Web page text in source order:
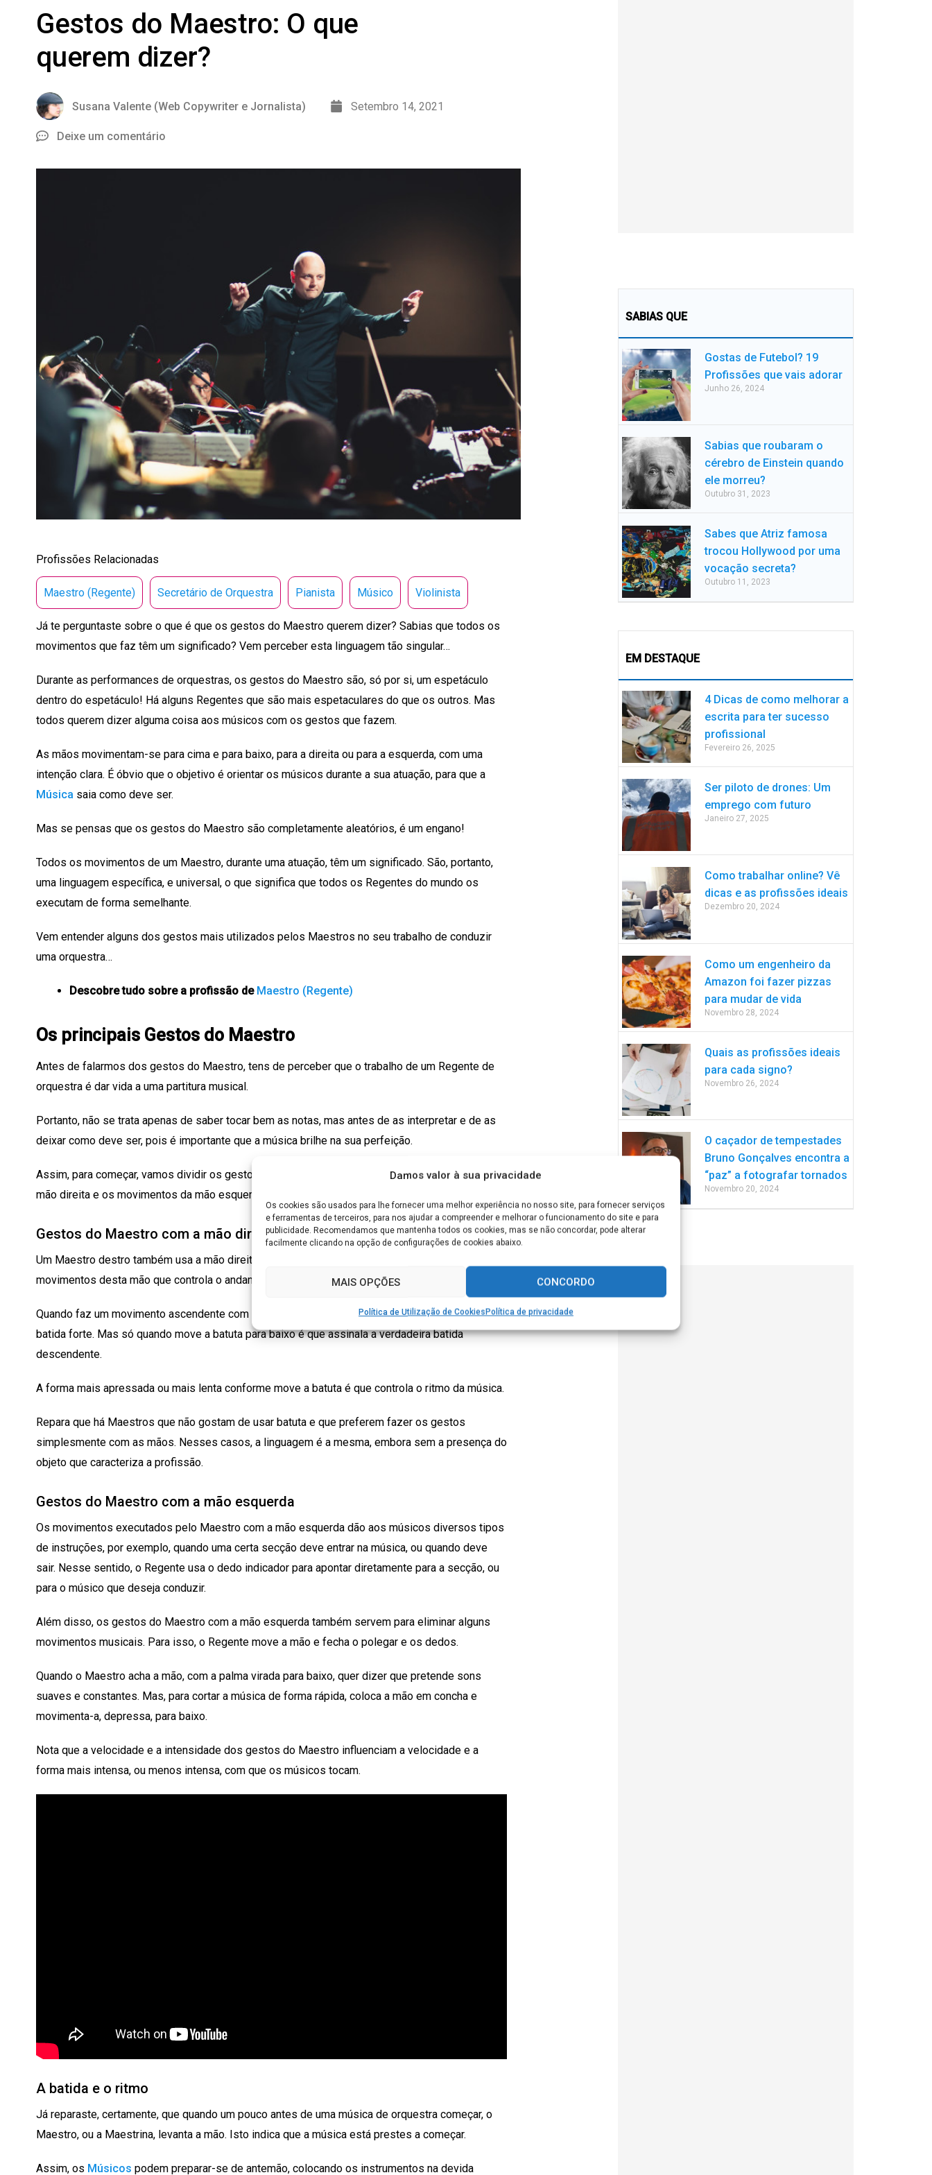
Damos valor à sua privacidade
Os cookies são usados para lhe fornecer uma melhor experiência no nosso site, para fornecer serviços
e ferramentas de terceiros, para nos ajudar a compreender e melhorar o funcionamento do site e para
publicidade. Recomendamos que mantenha todos os cookies, mas se não concordar, pode alterar
facilmente clicando na opção de configurações de cookies abaixo.
CONCORDO
MAIS OPÇÕES
Política de Utilização de CookiesPolítica de privacidade
Gestos do Maestro: O que
querem dizer?
Susana Valente (Web Copywriter e Jornalista) Setembro 14, 2021
Deixe um comentário
Profissões Relacionadas
Maestro (Regente) Secretário de Orquestra Pianista Músico Violinista
Já te perguntaste sobre o que é que os gestos do Maestro querem dizer? Sabias que todos os
movimentos que faz têm um significado? Vem perceber esta linguagem tão singular…
Durante as performances de orquestras, os gestos do Maestro são, só por si, um espetáculo
dentro do espetáculo! Há alguns Regentes que são mais espetaculares do que os outros. Mas
todos querem dizer alguma coisa aos músicos com os gestos que fazem.
As mãos movimentam-se para cima e para baixo, para a direita ou para a esquerda, com uma
intenção clara. É óbvio que o objetivo é orientar os músicos durante a sua atuação, para que a
Música saia como deve ser.
Mas se pensas que os gestos do Maestro são completamente aleatórios, é um engano!
Todos os movimentos de um Maestro, durante uma atuação, têm um significado. São, portanto,
uma linguagem específica, e universal, o que significa que todos os Regentes do mundo os
executam de forma semelhante.
Vem entender alguns dos gestos mais utilizados pelos Maestros no seu trabalho de conduzir
uma orquestra…
Descobre tudo sobre a profissão de Maestro (Regente)
Os principais Gestos do Maestro
Antes de falarmos dos gestos do Maestro, tens de perceber que o trabalho de um Regente de
orquestra é dar vida a uma partitura musical.
Portanto, não se trata apenas de saber tocar bem as notas, mas antes de as interpretar e de as
deixar como deve ser, pois é importante que a música brilhe na sua perfeição.
Assim, para começar, vamos dividir os gestos do Maestro em dois grupos: os movimentos da
mão direita e os movimentos da mão esquerda.
Gestos do Maestro com a mão direita
Um Maestro destro também usa a mão direita para segurar a batuta. E, portanto, é com os
movimentos desta mão que controla o andamento da música.
Quando faz um movimento ascendente com a batuta, os músicos já sabem que vem aí uma
batida forte. Mas só quando move a batuta para baixo é que assinala a verdadeira batida
descendente.
A forma mais apressada ou mais lenta conforme move a batuta é que controla o ritmo da música.
Repara que há Maestros que não gostam de usar batuta e que preferem fazer os gestos
simplesmente com as mãos. Nesses casos, a linguagem é a mesma, embora sem a presença do
objeto que caracteriza a profissão.
Gestos do Maestro com a mão esquerda
Os movimentos executados pelo Maestro com a mão esquerda dão aos músicos diversos tipos
de instruções, por exemplo, quando uma certa secção deve entrar na música, ou quando deve
sair. Nesse sentido, o Regente usa o dedo indicador para apontar diretamente para a secção, ou
para o músico que deseja conduzir.
Além disso, os gestos do Maestro com a mão esquerda também servem para eliminar alguns
movimentos musicais. Para isso, o Regente move a mão e fecha o polegar e os dedos.
Quando o Maestro acha a mão, com a palma virada para baixo, quer dizer que pretende sons
suaves e constantes. Mas, para cortar a música de forma rápida, coloca a mão em concha e
movimenta-a, depressa, para baixo.
Nota que a velocidade e a intensidade dos gestos do Maestro influenciam a velocidade e a
forma mais intensa, ou menos intensa, com que os músicos tocam.
A batida e o ritmo
Já reparaste, certamente, que quando um pouco antes de uma música de orquestra começar, o
Maestro, ou a Maestrina, levanta a mão. Isto indica que a música está prestes a começar.
Assim, os Músicos podem preparar-se de antemão, colocando os instrumentos na devida
SABIAS QUE
Gostas de Futebol? 19
Profissões que vais adorar
Junho 26, 2024
Sabias que roubaram o
cérebro de Einstein quando
ele morreu?
Outubro 31, 2023
Sabes que Atriz famosa
trocou Hollywood por uma
vocação secreta?
Outubro 11, 2023
EM DESTAQUE
4 Dicas de como melhorar a
escrita para ter sucesso
profissional
Fevereiro 26, 2025
Ser piloto de drones: Um
emprego com futuro
Janeiro 27, 2025
Como trabalhar online? Vê
dicas e as profissões ideais
Dezembro 20, 2024
Como um engenheiro da
Amazon foi fazer pizzas
para mudar de vida
Novembro 28, 2024
Quais as profissões ideais
para cada signo?
Novembro 26, 2024
O caçador de tempestades
Bruno Gonçalves encontra a
“paz” a fotografar tornados
Novembro 20, 2024